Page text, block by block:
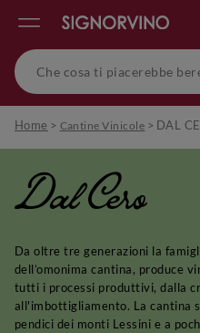
Home > Cantine Vinicole > DAL
Dal Cero
Da oltre tre generazioni la
dell’omonima cantina, produce
tutti i processi produttivi, dalla
all'imbottigliamento. La cantina
pendici dei monti Lessini e a